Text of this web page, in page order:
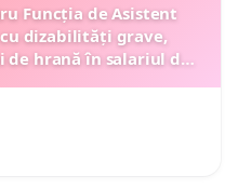
Funcția de Asistent
dizabilități grave,
hrană în salariul de